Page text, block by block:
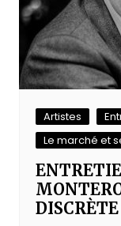
Artistes
Le marché et
DISCRÈTE